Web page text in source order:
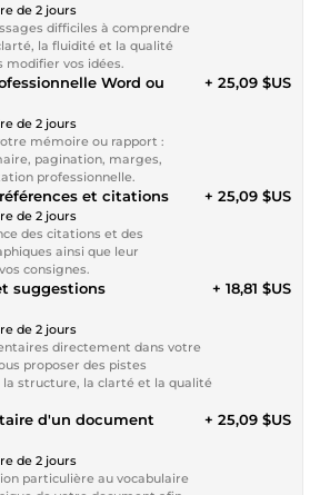
de 2 jours
difficiles à comprendre
la fluidité et la qualité
modifier vos idées.
Word ou
de 2 jours
mémoire ou rapport :
pagination, marges,
professionnelle.
+ 25,09 $US
et citations
de 2 jours
des citations et des
ainsi que leur
consignes.
+ 25,09 $US
suggestions
de 2 jours
directement dans votre
proposer des pistes
structure, la clarté et la qualité
+ 18,81 $US
d'un document
de 2 jours
particulière au vocabulaire
+ 25,09 $US